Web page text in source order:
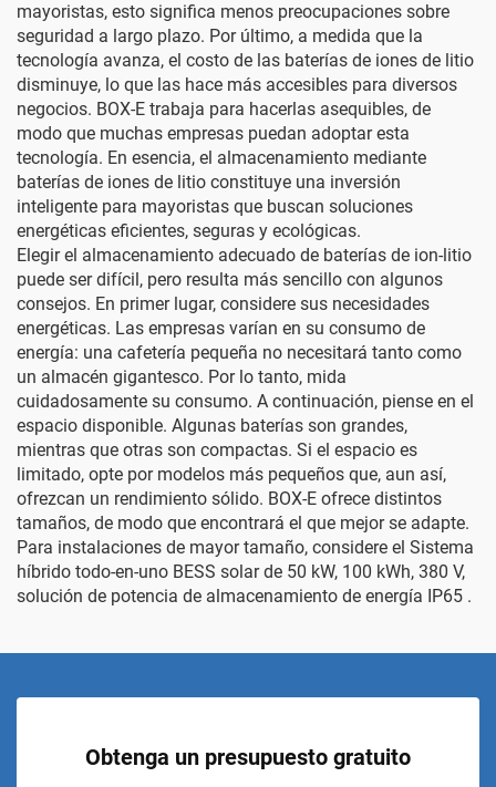
mayoristas, esto significa menos preocupaciones sobre
seguridad a largo plazo. Por último, a medida que la
tecnología avanza, el costo de las baterías de iones de litio
disminuye, lo que las hace más accesibles para diversos
negocios. BOX-E trabaja para hacerlas asequibles, de
modo que muchas empresas puedan adoptar esta
tecnología. En esencia, el almacenamiento mediante
baterías de iones de litio constituye una inversión
inteligente para mayoristas que buscan soluciones
energéticas eficientes, seguras y ecológicas.
Elegir el almacenamiento adecuado de baterías de ion-litio
puede ser difícil, pero resulta más sencillo con algunos
consejos. En primer lugar, considere sus necesidades
energéticas. Las empresas varían en su consumo de
energía: una cafetería pequeña no necesitará tanto como
un almacén gigantesco. Por lo tanto, mida
cuidadosamente su consumo. A continuación, piense en el
espacio disponible. Algunas baterías son grandes,
mientras que otras son compactas. Si el espacio es
limitado, opte por modelos más pequeños que, aun así,
ofrezcan un rendimiento sólido. BOX-E ofrece distintos
tamaños, de modo que encontrará el que mejor se adapte.
Para instalaciones de mayor tamaño, considere el Sistema
híbrido todo-en-uno BESS solar de 50 kW, 100 kWh, 380 V,
solución de potencia de almacenamiento de energía IP65 .
Obtenga un presupuesto gratuito